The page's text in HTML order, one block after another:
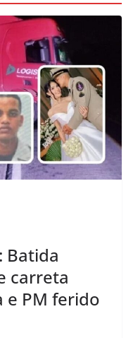
Batida
carreta
PM ferido